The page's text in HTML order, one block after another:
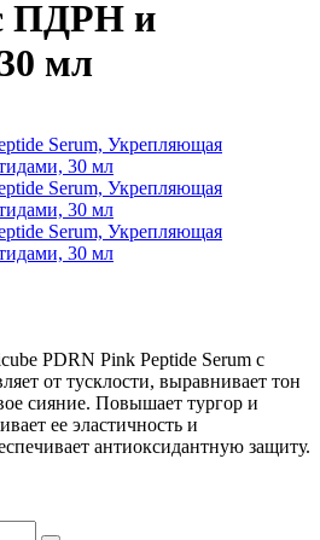
ПДРН и
мл
PDRN Pink Peptide Serum с
от тусклости, выравнивает тон
сияние. Повышает тургор и
ее эластичность и
антиоксидантную защиту.